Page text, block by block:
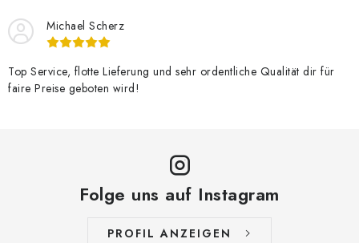
Michael Scherz
Top Service, flotte Lieferung und sehr ordentliche Qualität dir für
faire Preise geboten wird!
Folge uns auf Instagram
PROFIL ANZEIGEN